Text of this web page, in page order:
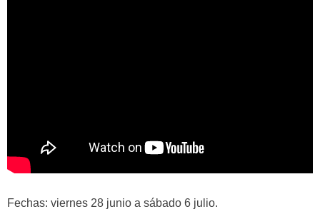
Fechas: viernes 28 junio a sábado 6 julio.